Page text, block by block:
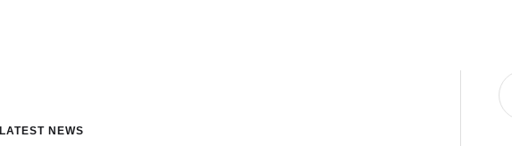
LATEST NEWS